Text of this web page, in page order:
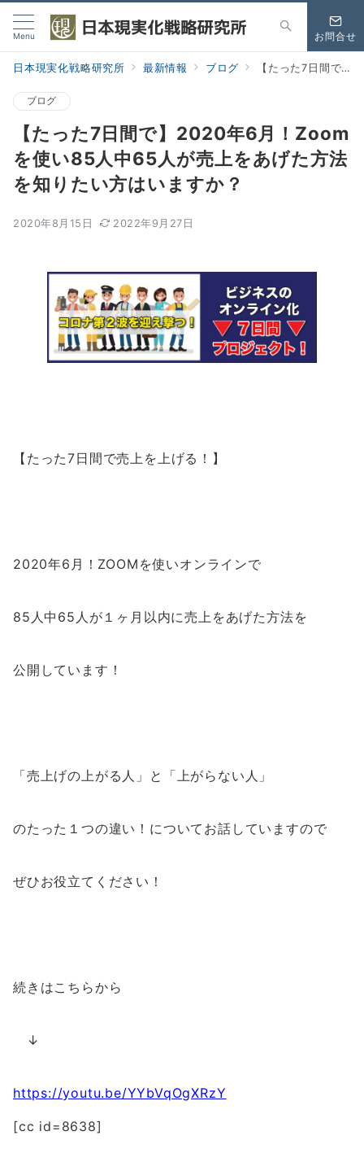
Menu お問合せ
日本現実化戦略研究所 最新情報 ブログ 【たった7日間で】2020年6月！Zoomを使い85人中65人が売上をあげた方法を知りたい方はいますか？
ブログ
【たった7日間で】2020年6月！Zoom
を使い85人中65人が売上をあげた方法
を知りたい方はいますか？
2020年8月15日 2022年9月27日
【たった7日間で売上を上げる！】
2020年6月！ZOOMを使いオンラインで
85人中65人が１ヶ月以内に売上をあげた方法を
公開しています！
「売上げの上がる人」と「上がらない人」
のたった１つの違い！についてお話していますので
ぜひお役立てください！
続きはこちらから
↓
https://youtu.be/YYbVqOgXRzY
[cc id=8638]